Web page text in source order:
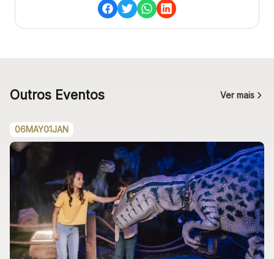
Outros Eventos Ver mais
06MAY01JAN